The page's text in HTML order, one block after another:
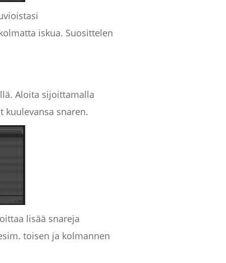
iskua. Suosittelen
Aloita sijoittamalla
kuulevansa snaren.
lisää snareja
toisen ja kolmannen